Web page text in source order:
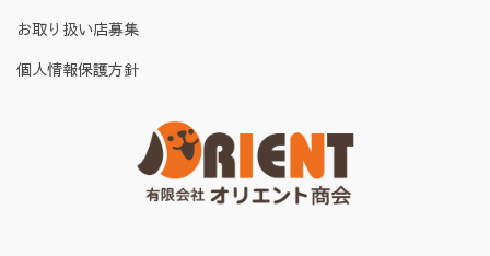
お取り扱い店募集
個人情報保護方針